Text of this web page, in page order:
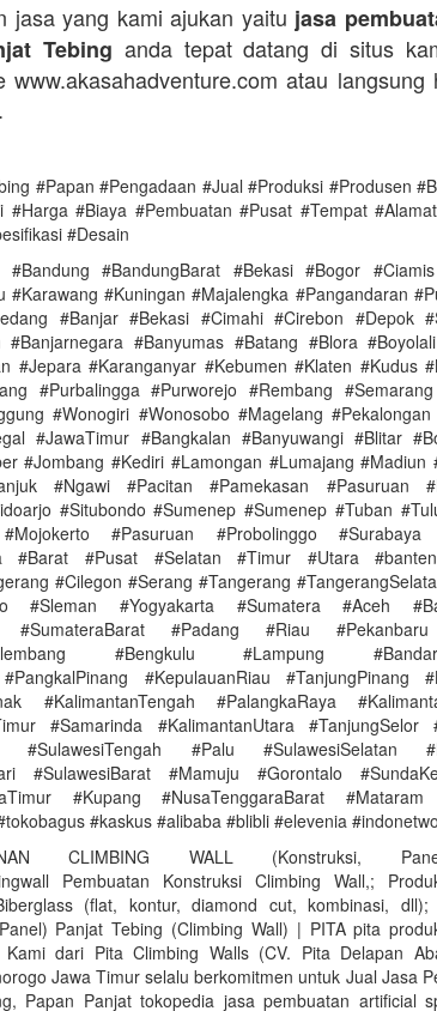
jasa yang kami ajukan yaitu jasa
Tebing anda tepat datang di situs
atau langsung
.
#Papan #Pengadaan #Jual #Produksi #Produsen
#Harga #Biaya #Pembuatan #Pusat #Tempat
#Desain
#BandungBarat #Bekasi #Bogor
#Karawang #Kuningan #Majalengka #Pangandaran
#Banjar #Bekasi #Cimahi #Cirebon #Depok
#Banjarnegara #Banyumas #Batang #Blora
#Jepara #Karanganyar #Kebumen #Klaten #Kudus
#Purbalingga #Purworejo #Rembang
#Wonogiri #Wonosobo #Magelang #Pekalongan
#JawaTimur #Bangkalan #Banyuwangi #Blitar
#Jombang #Kediri #Lamongan #Lumajang #Madiun
#Ngawi #Pacitan #Pamekasan #Pasuruan
#Situbondo #Sumenep #Sumenep #Tuban
#Pasuruan #Probolinggo #Surabaya
#Barat #Pusat #Selatan #Timur #Utara
#Cilegon #Serang #Tangerang
#Sleman #Yogyakarta #Sumatera #Aceh
#SumateraBarat #Padang #Riau
#Bengkulu #Lampung
#KepulauanRiau #TanjungPinang
#KalimantanTengah #PalangkaRaya
#Samarinda #KalimantanUtara #TanjungSelor
#SulawesiTengah #Palu #SulawesiSelatan
#SulawesiBarat #Mamuju #Gorontalo
#Kupang #NusaTenggaraBarat
#kaskus #alibaba #blibli #elevenia
CLIMBING WALL (Konstruksi,
Pembuatan Konstruksi Climbing Wall,;
(flat, kontur, diamond cut, kombinasi, dll);
Panjat Tebing (Climbing Wall) | PITA pita
dari Pita Climbing Walls (CV. Pita Delapan
Jawa Timur selalu berkomitmen untuk Jual Jasa
Papan Panjat tokopedia jasa pembuatan artificial